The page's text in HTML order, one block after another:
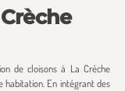
de cloisons à La Crèche
habitation. En intégrant des